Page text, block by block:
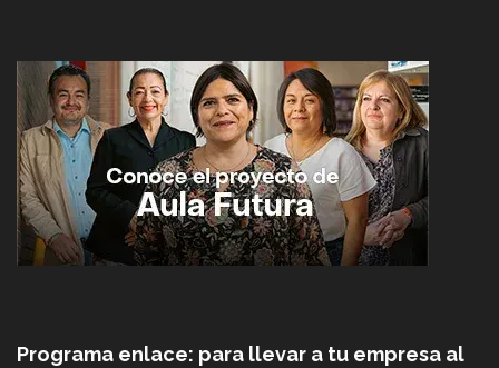
Programa enlace: para llevar a tu empresa al